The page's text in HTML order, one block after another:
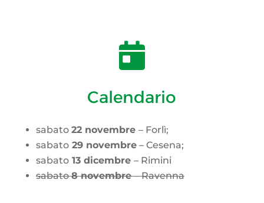

Calendario
sabato 22 novembre – Forlì;
sabato29 novembre– Cesena;
sabato13 dicembre – Rimini
sabato8 novembre– Ravenna